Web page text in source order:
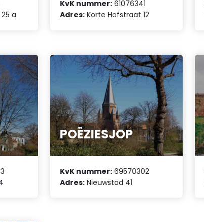
a
KvK nummer: 61076341
Adres: Korte Hofstraat 12
POËZIESJOP
KvK nummer: 69570302
Adres: Nieuwstad 41